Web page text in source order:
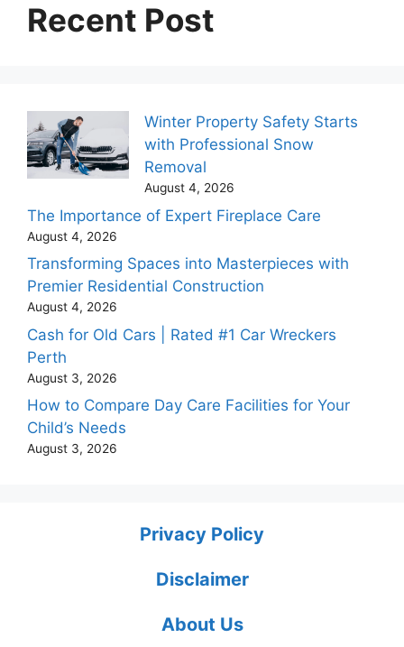
Recent Post
Winter Property Safety Starts
with Professional Snow
Removal
August 4, 2026
The Importance of Expert Fireplace Care
August 4, 2026
Transforming Spaces into Masterpieces with
Premier Residential Construction
August 4, 2026
Cash for Old Cars | Rated #1 Car Wreckers
Perth
August 3, 2026
How to Compare Day Care Facilities for Your
Child’s Needs
August 3, 2026
Privacy Policy
Disclaimer
About Us